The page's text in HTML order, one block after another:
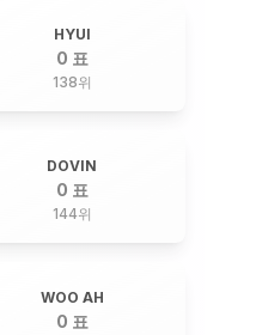
HYUI
0 표
138위
DOVIN
0 표
144위
WOO AH
0 표